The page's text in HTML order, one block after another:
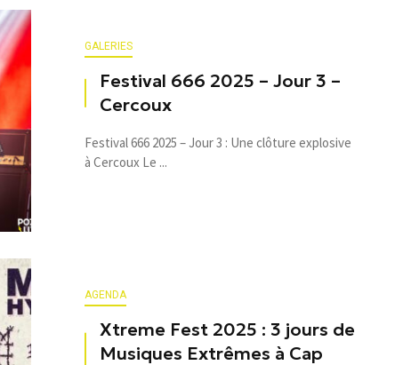
GALERIES
Festival 666 2025 – Jour 3 –
Cercoux
Festival 666 2025 – Jour 3 : Une clôture explosive
à Cercoux Le ...
AGENDA
Xtreme Fest 2025 : 3 jours de
Musiques Extrêmes à Cap